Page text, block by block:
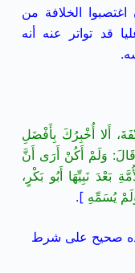
الخلافة من
قد تواتر عنه أنه
أَلا أُخْبِرُكَ بِأَفْضَلِ
قَالَ: وَلَمْ أَكُنْ أَرَى أَنَّ
بَعْدَ نَبِيِّهَا أَبُو بَكْرٍ،
يُسَمِّهِ ].
(2/ 201). إسناده صحيح على شرط